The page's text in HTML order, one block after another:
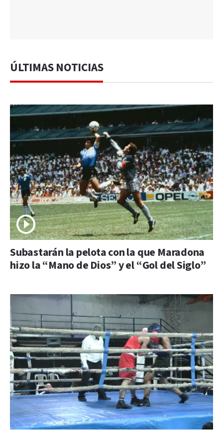
ÚLTIMAS NOTICIAS
Subastarán la pelota con la que Maradona
hizo la “Mano de Dios” y el “Gol del Siglo”